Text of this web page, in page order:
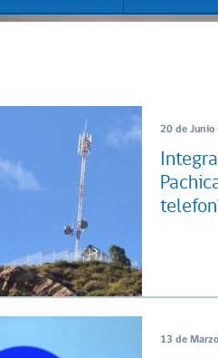
20 de Junio
13 de